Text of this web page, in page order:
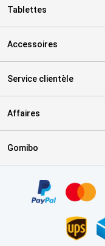
Tablettes
Accessoires
Service clientèle
Affaires
Gomibo